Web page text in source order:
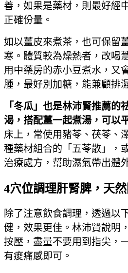
善，如果是藥材，則最好經
正確份量。
如以薑皮來煮茶，也可保留
寒。體質較為燥熱者，改喝
用中藥房的赤小豆煮水，又
腫，最好別加糖，能兼顧排
「冬瓜」也是林沛賢推薦的
渴，搭配薑一起煮湯，可以
床上，常使用豬苓、茯苓、
種藥材組合的「五苓散」，
治療處方，幫助濕氣帶出體
4穴位調理肝腎脾，天
除了注意飲食調理，透過以
健，效果更佳。林沛賢說明
按壓，盡量不要用到指尖，
有痠痛感即可。